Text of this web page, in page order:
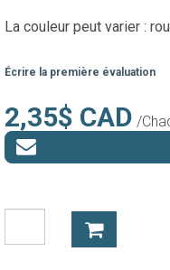
La couleur peut varier :
Écrire la première évaluation
2,35$ CAD /